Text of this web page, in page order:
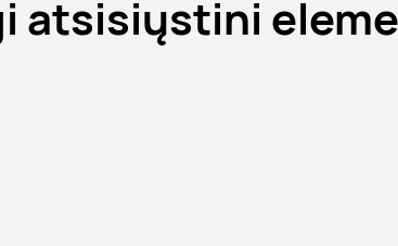
atsisiųstini